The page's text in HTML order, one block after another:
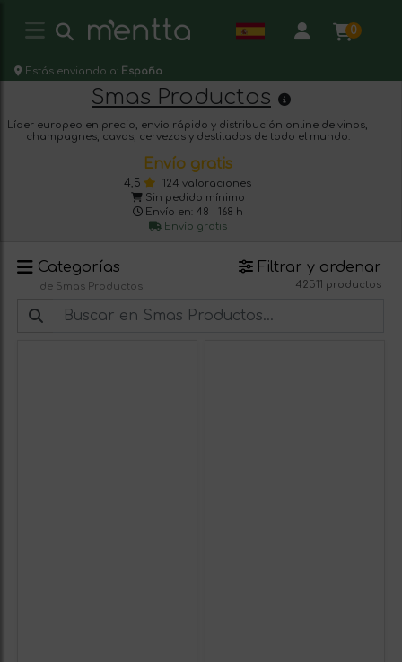
0
Estás enviando a: España
Smas Productos
Líder europeo en precio, envío rápido y distribución online de vinos,
champagnes, cavas, cervezas y destilados de todo el mundo.
Envío gratis
4,5
124 valoraciones
Sin pedido mínimo
Envío en: 48 - 168 h
Envío gratis
Categorías
de Smas Productos
Filtrar y ordenar
42511 productos